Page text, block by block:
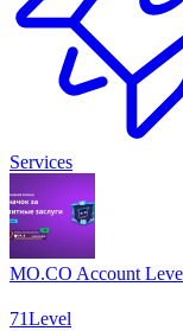
Services
MO.CO Account
71Level